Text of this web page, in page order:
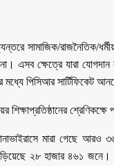
সামাজিক/রাজনৈতিক/ধর্মীয়/
এসব ক্ষেত্রে যারা
মধ্যে পিসিআর সার্টিফিকেট
শ্রেণিকক্ষে
মারা গেছে আরও
২৮ হাজার ৪৬১